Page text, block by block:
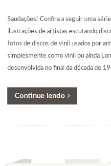
Saudações! Confira a seguir uma
ilustrações de artistas escutando
fotos de discos de vinil usados por
simplesmente como vinil ou ainda
desenvolvida no final da década de
Continue lendo